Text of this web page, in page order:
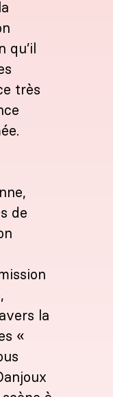
qu’il
très
de
la
«